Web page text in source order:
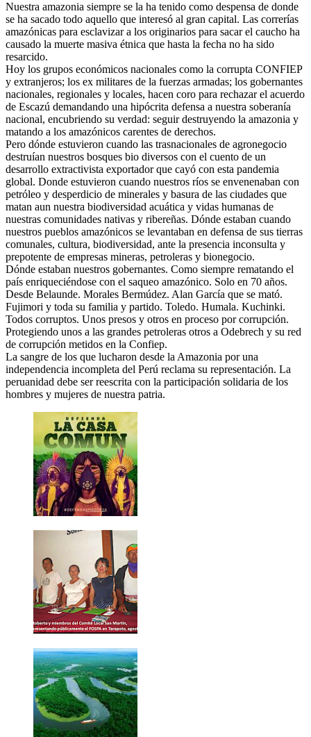
Nuestra amazonia siempre se la ha tenido como despensa de donde
se ha sacado todo aquello que interesó al gran capital. Las correrías
amazónicas para esclavizar a los originarios para sacar el caucho ha
causado la muerte masiva étnica que hasta la fecha no ha sido
resarcido.
Hoy los grupos económicos nacionales como la corrupta CONFIEP
y extranjeros; los ex militares de la fuerzas armadas; los gobernantes
nacionales, regionales y locales, hacen coro para rechazar el acuerdo
de Escazú demandando una hipócrita defensa a nuestra soberanía
nacional, encubriendo su verdad: seguir destruyendo la amazonia y
matando a los amazónicos carentes de derechos.
Pero dónde estuvieron cuando las trasnacionales de agronegocio
destruían nuestros bosques bio diversos con el cuento de un
desarrollo extractivista exportador que cayó con esta pandemia
global. Donde estuvieron cuando nuestros ríos se envenenaban con
petróleo y desperdicio de minerales y basura de las ciudades que
matan aun nuestra biodiversidad acuática y vidas humanas de
nuestras comunidades nativas y ribereñas. Dónde estaban cuando
nuestros pueblos amazónicos se levantaban en defensa de sus tierras
comunales, cultura, biodiversidad, ante la presencia inconsulta y
prepotente de empresas mineras, petroleras y bionegocio.
Dónde estaban nuestros gobernantes. Como siempre rematando el
país enriqueciéndose con el saqueo amazónico. Solo en 70 años.
Desde Belaunde. Morales Bermúdez. Alan García que se mató.
Fujimori y toda su familia y partido. Toledo. Humala. Kuchinki.
Todos corruptos. Unos presos y otros en proceso por corrupción.
Protegiendo unos a las grandes petroleras otros a Odebrech y su red
de corrupción metidos en la Confiep.
La sangre de los que lucharon desde la Amazonia por una
independencia incompleta del Perú reclama su representación. La
peruanidad debe ser reescrita con la participación solidaria de los
hombres y mujeres de nuestra patria.